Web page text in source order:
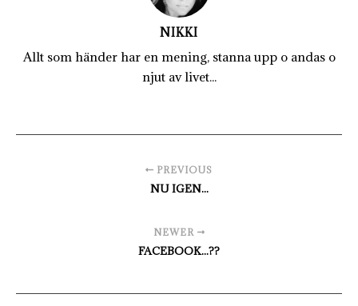
NIKKI
Allt som händer har en mening, stanna upp o andas o
njut av livet...
PREVIOUS
NU IGEN...
NEWER
FACEBOOK...??